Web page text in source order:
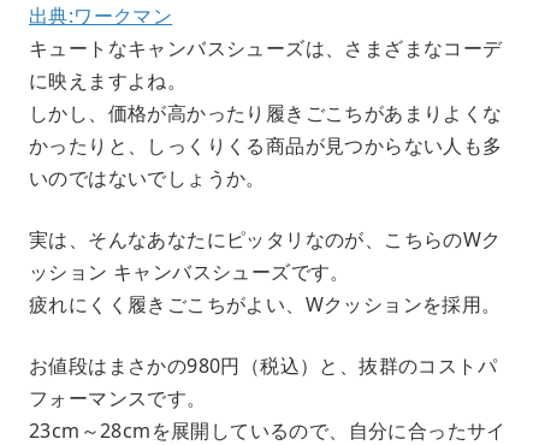
出典:ワークマン
キュートなキャンバスシューズは、さまざまなコーデ
に映えますよね。
しかし、価格が高かったり履きごこちがあまりよくな
かったりと、しっくりくる商品が見つからない人も多
いのではないでしょうか。
実は、そんなあなたにピッタリなのが、こちらのWク
ッション キャンバスシューズです。
疲れにくく履きごこちがよい、Wクッションを採用。
お値段はまさかの980円（税込）と、抜群のコストパ
フォーマンスです。
23cm～28cmを展開しているので、自分に合ったサイ